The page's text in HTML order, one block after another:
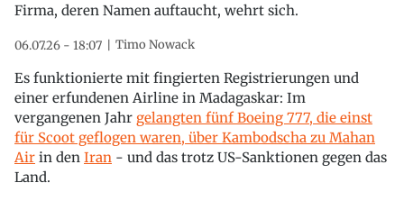
Firma, deren Namen auftaucht, wehrt sich.
06.07.26 - 18:07 Timo Nowack
Es funktionierte mit fingierten Registrierungen und
einer erfundenen Airline in Madagaskar: Im
vergangenen Jahr gelangten fünf Boeing 777, die einst
für Scoot geflogen waren, über Kambodscha zu Mahan
Air in den Iran - und das trotz US-Sanktionen gegen das
Land.